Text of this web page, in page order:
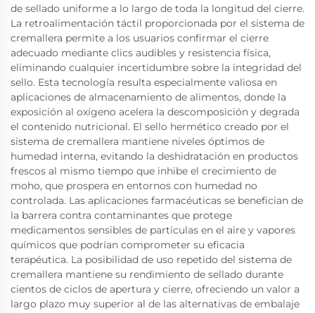
de sellado uniforme a lo largo de toda la longitud del cierre.
La retroalimentación táctil proporcionada por el sistema de
cremallera permite a los usuarios confirmar el cierre
adecuado mediante clics audibles y resistencia física,
eliminando cualquier incertidumbre sobre la integridad del
sello. Esta tecnología resulta especialmente valiosa en
aplicaciones de almacenamiento de alimentos, donde la
exposición al oxígeno acelera la descomposición y degrada
el contenido nutricional. El sello hermético creado por el
sistema de cremallera mantiene niveles óptimos de
humedad interna, evitando la deshidratación en productos
frescos al mismo tiempo que inhibe el crecimiento de
moho, que prospera en entornos con humedad no
controlada. Las aplicaciones farmacéuticas se benefician de
la barrera contra contaminantes que protege
medicamentos sensibles de partículas en el aire y vapores
químicos que podrían comprometer su eficacia
terapéutica. La posibilidad de uso repetido del sistema de
cremallera mantiene su rendimiento de sellado durante
cientos de ciclos de apertura y cierre, ofreciendo un valor a
largo plazo muy superior al de las alternativas de embalaje